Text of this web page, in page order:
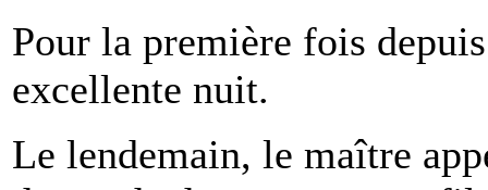
Pour la première fois
excellente nuit.
Le lendemain, le maître